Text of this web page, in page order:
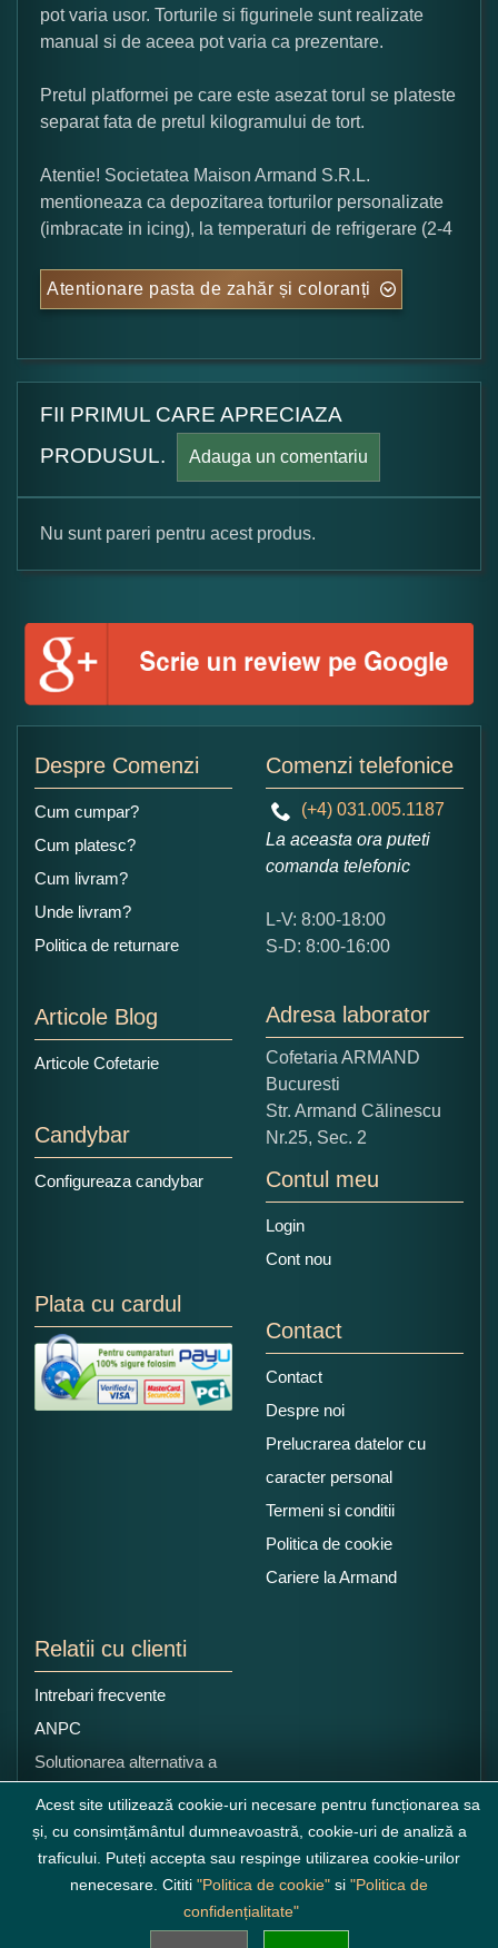
pot varia usor. Torturile si figurinele sunt realizate
manual si de aceea pot varia ca prezentare.
Pretul platformei pe care este asezat torul se plateste
separat fata de pretul kilogramului de tort.
Atentie! Societatea Maison Armand S.R.L.
mentioneaza ca depozitarea torturilor personalizate
(imbracate in icing), la temperaturi de refrigerare (2-4
Atentionare pasta de zahăr și coloranți
FII PRIMUL CARE APRECIAZA
PRODUSUL.
Adauga un comentariu
Formular pareri client
Numele dumneavoastra:
Ce nota acordati acestui produs?
5
Copiati alaturi numarul din imagine:
Nu sunt pareri pentru acest produs.
Despre Comenzi
Cum cumpar?
Cum platesc?
Cum livram?
Unde livram?
Politica de returnare
Articole Blog
Articole Cofetarie
Candybar
Configureaza candybar
Comenzi telefonice
(+4) 031.005.1187
La aceasta ora puteti
comanda telefonic
L-V: 8:00-18:00
S-D: 8:00-16:00
Adresa laborator
Cofetaria ARMAND
Bucuresti
Str. Armand Călinescu
Nr.25, Sec. 2
Contul meu
Login
Cont nou
Plata cu cardul
Contact
Contact
Despre noi
Prelucrarea datelor cu
caracter personal
Termeni si conditii
Politica de cookie
Cariere la Armand
Relatii cu clienti
Intrebari frecvente
ANPC
Solutionarea alternativa a
litigiilor
Acest site utilizează cookie-uri necesare pentru funcționarea sa
și, cu consimțământul dumneavoastră, cookie-uri de analiză a
traficului. Puteți accepta sau respinge utilizarea cookie-urilor
nenecesare. Cititi "Politica de cookie" si "Politica de
confidențialitate"